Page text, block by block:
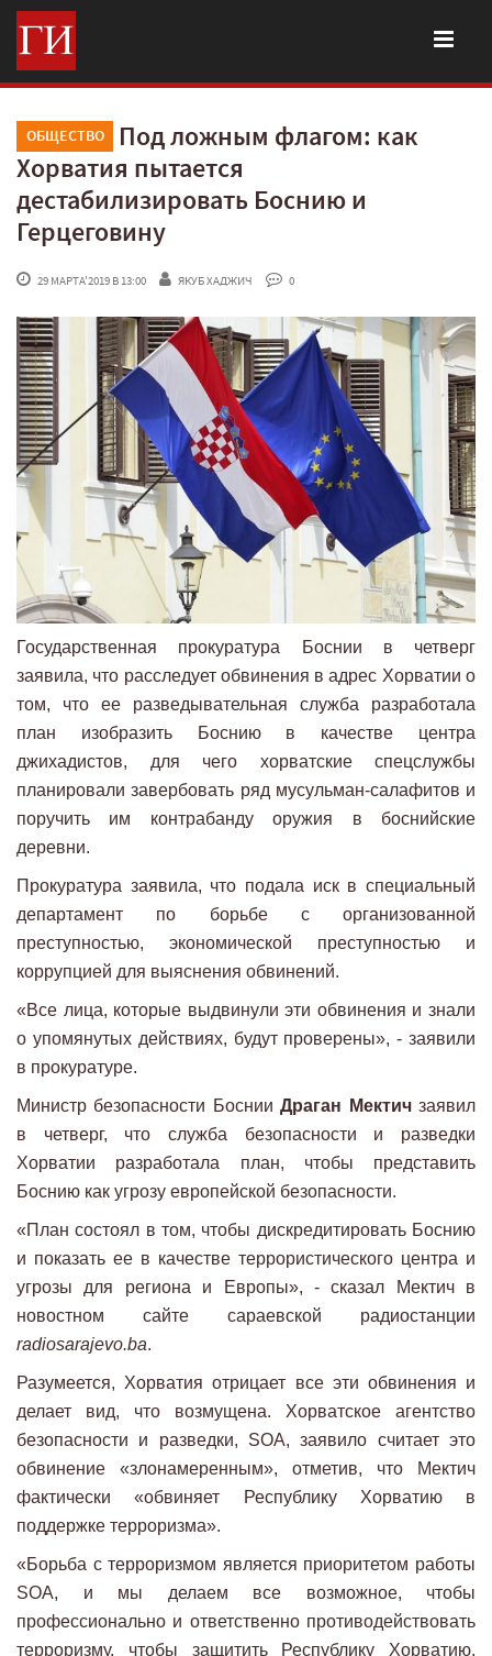
ОБЩЕСТВО
Под ложным флагом: как
Хорватия пытается
дестабилизировать Боснию и
Герцеговину
29 МАРТА'2019 В 13:00 ЯКУБ ХАДЖИЧ 0
Государственная прокуратура Боснии в четверг
заявила, что расследует обвинения в адрес Хорватии о
том, что ее разведывательная служба разработала
план изобразить Боснию в качестве центра
джихадистов, для чего хорватские спецслужбы
планировали завербовать ряд мусульман-салафитов и
поручить им контрабанду оружия в боснийские
деревни.
Прокуратура заявила, что подала иск в специальный
департамент по борьбе с организованной
преступностью, экономической преступностью и
коррупцией для выяснения обвинений.
«Все лица, которые выдвинули эти обвинения и знали
о упомянутых действиях, будут проверены», - заявили
в прокуратуре.
Министр безопасности БоснииДраган Мектичзаявил
в четверг, что служба безопасности и разведки
Хорватии разработала план, чтобы представить
Боснию как угрозу европейской безопасности.
«План состоял в том, чтобы дискредитировать Боснию
и показать ее в качестве террористического центра и
угрозы для региона и Европы», - сказал Мектич в
новостном сайте сараевской радиостанции
radiosarajevo.ba.
Разумеется, Хорватия отрицает все эти обвинения и
делает вид, что возмущена. Хорватское агентство
безопасности и разведки, SOA, заявило считает это
обвинение «злонамеренным», отметив, что Мектич
фактически «обвиняет Республику Хорватию в
поддержке терроризма».
«Борьба с терроризмом является приоритетом работы
SOA, и мы делаем все возможное, чтобы
профессионально и ответственно противодействовать
терроризму, чтобы защитить Республику Хорватию,